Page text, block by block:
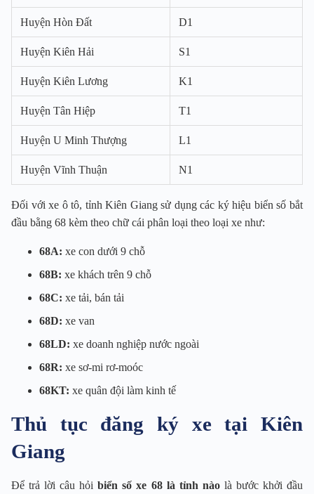
Huyện Hòn Đất D1
Huyện Kiên Hải S1
Huyện Kiên Lương K1
Huyện Tân Hiệp T1
Huyện U Minh Thượng L1
Huyện Vĩnh Thuận N1
Đối với xe ô tô, tỉnh Kiên Giang sử dụng các ký hiệu biển số bắt
đầu bằng 68 kèm theo chữ cái phân loại theo loại xe như:
68A: xe con dưới 9 chỗ
68B: xe khách trên 9 chỗ
68C: xe tải, bán tải
68D: xe van
68LD: xe doanh nghiệp nước ngoài
68R: xe sơ-mi rơ-moóc
68KT: xe quân đội làm kinh tế
Thủ tục đăng ký xe tại Kiên
Giang
Để trả lời câu hỏibiển số xe 68 là tỉnh nàolà bước khởi đầu